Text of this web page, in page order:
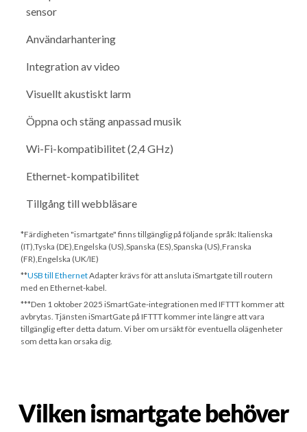
sensor
Användarhantering
Integration av video
Visuellt akustiskt larm
Öppna och stäng anpassad musik
Wi-Fi-kompatibilitet (2,4 GHz)
Ethernet-kompatibilitet
Tillgång till webbläsare
*Färdigheten "ismartgate" finns tillgänglig på följande språk: Italienska
(IT),Tyska (DE),Engelska (US),Spanska (ES),Spanska (US),Franska
(FR),Engelska (UK/IE)
**USB till EthernetAdapter krävs för att ansluta iSmartgate till routern
med en Ethernet-kabel.
***Den 1 oktober 2025 iSmartGate-integrationen med IFTTT kommer att
avbrytas. Tjänsten iSmartGate på IFTTT kommer inte längre att vara
tillgänglig efter detta datum. Vi ber om ursäkt för eventuella olägenheter
som detta kan orsaka dig.
Vilken ismartgate behöver